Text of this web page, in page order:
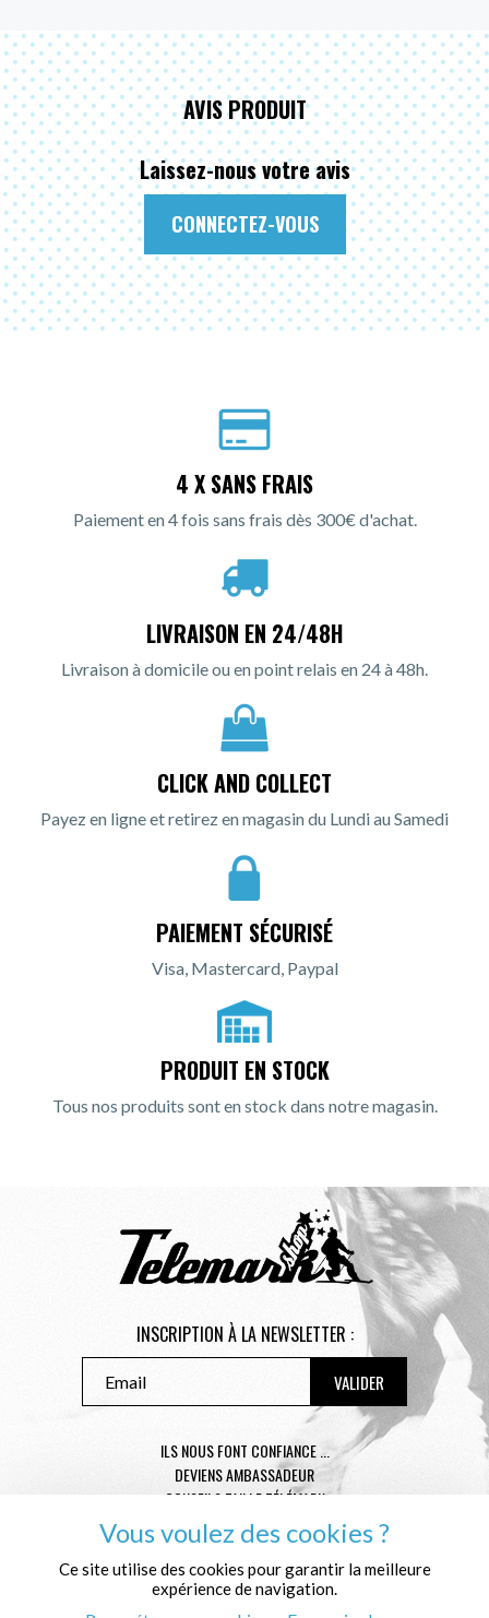
AVIS PRODUIT
Laissez-nous votre avis
CONNECTEZ-VOUS
4 X SANS FRAIS
Paiement en 4 fois sans frais dès 300€ d'achat.
LIVRAISON EN 24/48H
Livraison à domicile ou en point relais en 24 à 48h.
CLICK AND COLLECT
Payez en ligne et retirez en magasin du Lundi au Samedi
PAIEMENT SÉCURISÉ
Visa, Mastercard, Paypal
PRODUIT EN STOCK
Tous nos produits sont en stock dans notre magasin.
INSCRIPTION À LA NEWSLETTER :
ILS NOUS FONT CONFIANCE ...
DEVIENS AMBASSADEUR
CONSEILS TAILLE TÉLÉMARK
CONDITIONS GÉNÉRALES DE VENTE
MENTIONS LÉGALES
POLITIQUE DE CONFIDENTIALITÉ
QUI SOMMES NOUS ?
Vous voulez des cookies ?
Ce site utilise des cookies pour garantir la meilleure
expérience de navigation.